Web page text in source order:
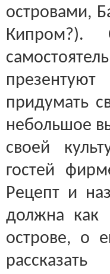
островами,
Кипром?).
придумать
небольшое
своей
гостей
Рецепт и
должна как
острове, о